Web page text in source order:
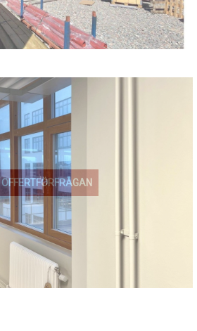
OFFERTFÖRFRÅGAN